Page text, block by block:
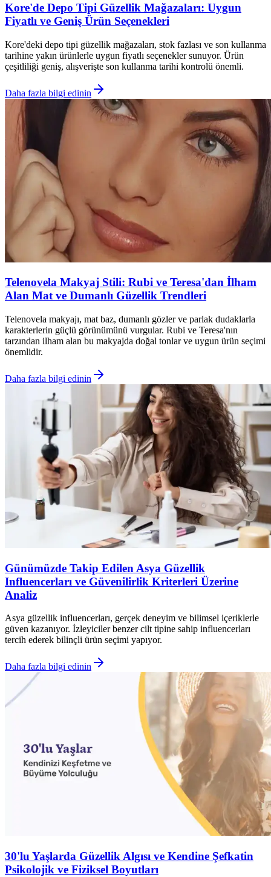
Kore'de Depo Tipi Güzellik Mağazaları: Uygun
Fiyatlı ve Geniş Ürün Seçenekleri
Kore'deki depo tipi güzellik mağazaları, stok fazlası ve son kullanma
tarihine yakın ürünlerle uygun fiyatlı seçenekler sunuyor. Ürün
çeşitliliği geniş, alışverişte son kullanma tarihi kontrolü önemli.
Daha fazla bilgi edinin
Telenovela Makyaj Stili: Rubi ve Teresa'dan İlham
Alan Mat ve Dumanlı Güzellik Trendleri
Telenovela makyajı, mat baz, dumanlı gözler ve parlak dudaklarla
karakterlerin güçlü görünümünü vurgular. Rubi ve Teresa'nın
tarzından ilham alan bu makyajda doğal tonlar ve uygun ürün seçimi
önemlidir.
Daha fazla bilgi edinin
Günümüzde Takip Edilen Asya Güzellik
Influencerları ve Güvenilirlik Kriterleri Üzerine
Analiz
Asya güzellik influencerları, gerçek deneyim ve bilimsel içeriklerle
güven kazanıyor. İzleyiciler benzer cilt tipine sahip influencerları
tercih ederek bilinçli ürün seçimi yapıyor.
Daha fazla bilgi edinin
30'lu Yaşlarda Güzellik Algısı ve Kendine Şefkatin
Psikolojik ve Fiziksel Boyutları